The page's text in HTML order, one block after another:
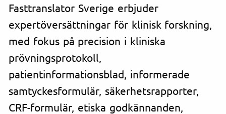
Fasttranslator Sverige erbjuder
expertöversättningar för klinisk forskning,
med fokus på precision i kliniska
prövningsprotokoll,
patientinformationsblad, informerade
samtyckesformulär, säkerhetsrapporter,
CRF-formulär, etiska godkännanden,